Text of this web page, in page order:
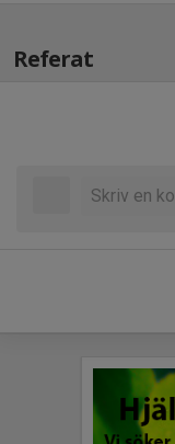
Referat